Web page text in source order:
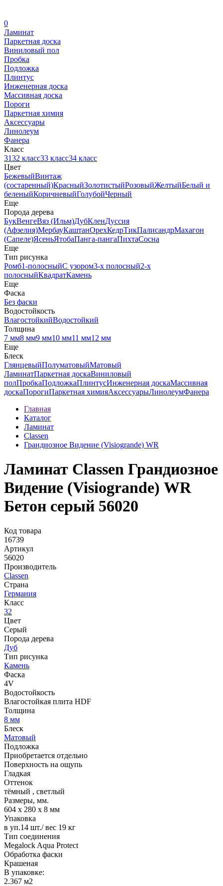
0
Ламинат
Паркетная доска
Виниловый пол
Пробка
Подложка
Плинтус
Инженерная доска
Массивная доска
Пороги
Паркетная химия
Аксессуары
Линолеум
Фанера
Класс
3132 класс33 класс34 класс
Цвет
БежевыйВинтаж
(состаренный)КрасныйЗолотистыйРозовыйЖелтыйБелый и
беленыйКоричневыйГолубойЧерный
Еще
Порода дерева
БукВенгеВяз (Ильм)ДубКленДуссия
(Афзелия)МербауКаштанОрехКедрТикПалисандрМахагон
(Сапеле)ЯсеньЯтобаПанга-пангаПихтаСосна
Еще
Тип рисунка
Ромб1-полосныйС узором3-х полосный2-х
полосныйКвадратКамень
Еще
Фаска
Без фаски
Водостойкость
ВлагостойкийВодостойкий
Толщина
7 мм8 мм9 мм10 мм11 мм12 мм
Еще
Блеск
ГлянцевыйПолуматовыйМатовый
ЛаминатПаркетная доскаВиниловый
полПробкаПодложкаПлинтусИнженерная доскаМассивная
доскаПорогиПаркетная химияАксессуарыЛинолеумФанера
Главная
Каталог
Ламинат
Classen
Грандиозное Видение (Visiogrande) WR
Ламинат Classen Грандиозное
Видение (Visiogrande) WR
Бетон серый 56020
Код товара
16739
Артикул
56020
Производитель
Classen
Страна
Германия
Класс
32
Цвет
Серый
Порода дерева
Дуб
Тип рисунка
Камень
Фаска
4V
Водостойкость
Влагостойкая плита HDF
Толщина
8 мм
Блеск
Матовый
Подложка
Приобретается отдельно
Поверхность на ощупь
Гладкая
Оттенок
тёмный , светлый
Размеры, мм.
604 х 280 х 8 мм
Упаковка
в уп.14 шт./ вес 19 кг
Тип соединения
Megalock Aqua Protect
Обработка фаски
Крашеная
В упаковке:
2.367 м2